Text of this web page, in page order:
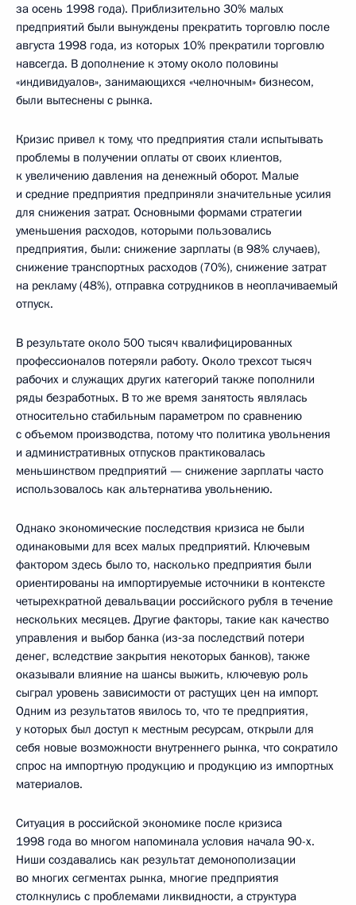
за осень 1998 года). Приблизительно 30% малых
предприятий были вынуждены прекратить торговлю после
августа 1998 года, из которых 10% прекратили торговлю
навсегда. В дополнение к этому около половины
«индивидуалов», занимающихся «челночным» бизнесом,
были вытеснены с рынка.
Кризис привел к тому, что предприятия стали испытывать
проблемы в получении оплаты от своих клиентов,
к увеличению давления на денежный оборот. Малые
и средние предприятия предприняли значительные усилия
для снижения затрат. Основными формами стратегии
уменьшения расходов, которыми пользовались
предприятия, были: снижение зарплаты (в 98% случаев),
снижение транспортных расходов (70%), снижение затрат
на рекламу (48%), отправка сотрудников в неоплачиваемый
отпуск.
В результате около 500 тысяч квалифицированных
профессионалов потеряли работу. Около трехсот тысяч
рабочих и служащих других категорий также пополнили
ряды безработных. В то же время занятость являлась
относительно стабильным параметром по сравнению
с объемом производства, потому что политика увольнения
и административных отпусков практиковалась
меньшинством предприятий — снижение зарплаты часто
использовалось как альтернатива увольнению.
Однако экономические последствия кризиса не были
одинаковыми для всех малых предприятий. Ключевым
фактором здесь было то, насколько предприятия были
ориентированы на импортируемые источники в контексте
четырехкратной девальвации российского рубля в течение
нескольких месяцев. Другие факторы, такие как качество
управления и выбор банка (из‑за последствий потери
денег, вследствие закрытия некоторых банков), также
оказывали влияние на шансы выжить, ключевую роль
сыграл уровень зависимости от растущих цен на импорт.
Одним из результатов явилось то, что те предприятия,
у которых был доступ к местным ресурсам, открыли для
себя новые возможности внутреннего рынка, что сократило
спрос на импортную продукцию и продукцию из импортных
материалов.
Ситуация в российской экономике после кризиса
1998 года во многом напоминала условия начала 90-х.
Ниши создавались как результат демонополизации
во многих сегментах рынка, многие предприятия
столкнулись с проблемами ликвидности, а структура